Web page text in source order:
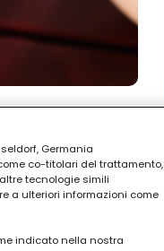
Germania
co-titolari del trattamento,
tecnologie simili
a ulteriori informazioni come
indicato nella nostra